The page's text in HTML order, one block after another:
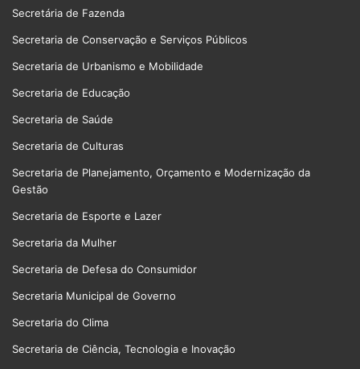
Secretária de Fazenda
Secretaria de Conservação e Serviços Públicos
Secretaria de Urbanismo e Mobilidade
Secretaria de Educação
Secretaria de Saúde
Secretaria de Culturas
Secretaria de Planejamento, Orçamento e Modernização da
Gestão
Secretaria de Esporte e Lazer
Secretaria da Mulher
Secretaria de Defesa do Consumidor
Secretaria Municipal de Governo
Secretaria do Clima
Secretaria de Ciência, Tecnologia e Inovação